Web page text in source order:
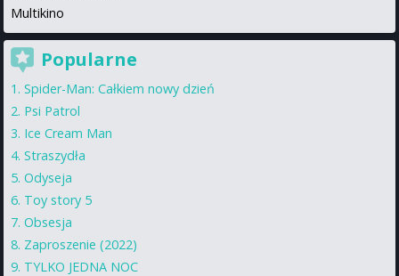
Multikino
Popularne
Spider-Man: Całkiem nowy dzień
Psi Patrol
Ice Cream Man
Straszydła
Odyseja
Toy story 5
Obsesja
Zaproszenie (2022)
TYLKO JEDNA NOC